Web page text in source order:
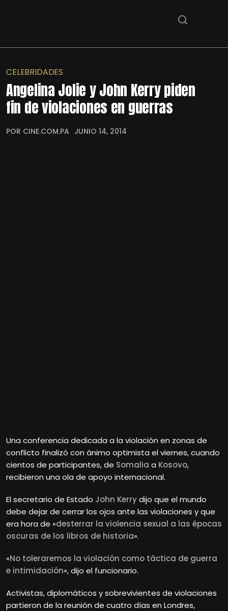
CELEBRIDADES
Angelina Jolie y John Kerry piden
fin de violaciones en guerras
POR CINE.COM.PA JUNIO 14, 2014
Una conferencia dedicada a la violación en zonas de
conflicto finalizó con ánimo optimista el viernes, cuando
cientos de participantes, de Somalia a Kosovo,
recibieron una ola de apoyo internacional.
El secretario de Estado John Kerrydijo que el mundo
debe dejar de cerrar los ojos ante las violaciones y que
era hora de «desterrar la violencia sexual a las épocas
oscuras de los libros de historia».
«No toleraremos la violación como táctica de guerra
e intimidación», dijo el funcionario.
Activistas, diplomáticos y sobrevivientes de violaciones
partieron de la reunión de cuatro días en Londres,